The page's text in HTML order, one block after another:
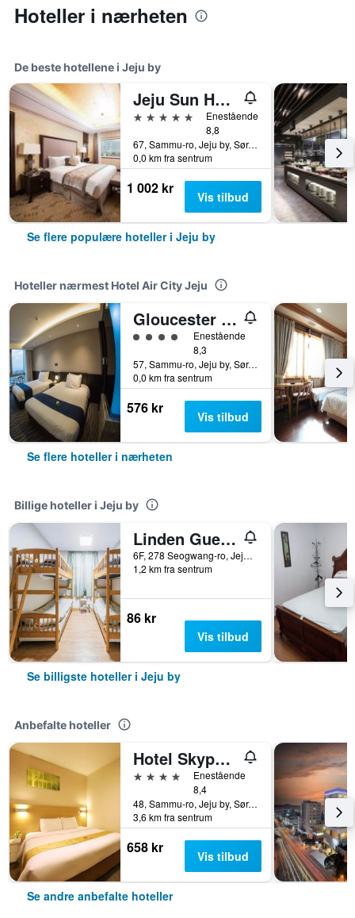
Hoteller i nærheten
De beste hotellene i Jeju by
Jeju Sun Hotel & Casino
5 stjerner
Enestående
8,8
67, Sammu-ro, Jeju by, Sør-Korea
0,0 km fra sentrum
1 002 kr Vis tilbud
Se flere populære hoteller i Jeju by
Hoteller nærmest Hotel Air City Jeju
Gloucester Hotel Jeju
4 kategori vurdering
Enestående
8,3
57, Sammu-ro, Jeju by, Sør-Korea
0,0 km fra sentrum
576 kr Vis tilbud
Se flere hoteller i nærheten
Billige hoteller i Jeju by
Linden Guesthouse
6F, 278 Seogwang-ro, Jeju by, Sør-Korea
1,2 km fra sentrum
86 kr
Vis tilbud
Se billigste hoteller i Jeju by
Anbefalte hoteller
Hotel Skypark Jeju 1st branch
4 stjerner
Enestående
8,4
48, Sammu-ro, Jeju by, Sør-Korea
3,6 km fra sentrum
658 kr Vis tilbud
Se andre anbefalte hoteller